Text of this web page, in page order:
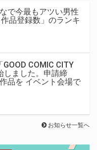
で今最もアツい男性
品登録数」のランキ
COMIC CITY
しました。申請締
品を イベント会場で
お知らせ一覧へ